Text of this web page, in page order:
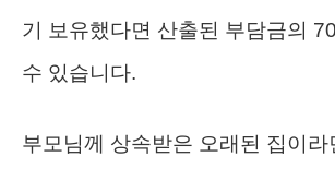
기 보유했다면 산출된 부담금의
수 있습니다.
부모님께 상속받은 오래된 집이라